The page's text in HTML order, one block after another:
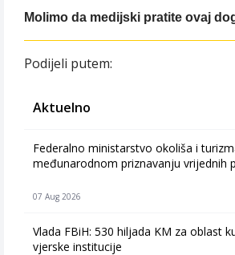
Molimo da medijski pratite ovaj
Podijeli putem:
Aktuelno
Federalno ministarstvo okoliša i
međunarodnom priznavanju vrijednih
07 Aug 2026
Vlada FBiH: 530 hiljada KM za oblast
vjerske institucije